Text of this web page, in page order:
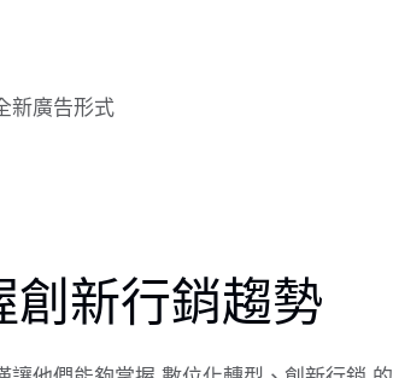
新廣告形式
創新行銷趨勢